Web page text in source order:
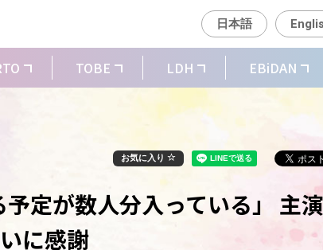
日本語
TOBE LDH EBiDAN
お気に入り
定が数人分入っている」 主演
に感謝